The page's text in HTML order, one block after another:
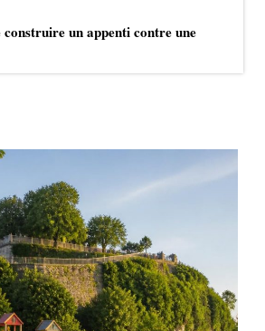
un appenti contre une